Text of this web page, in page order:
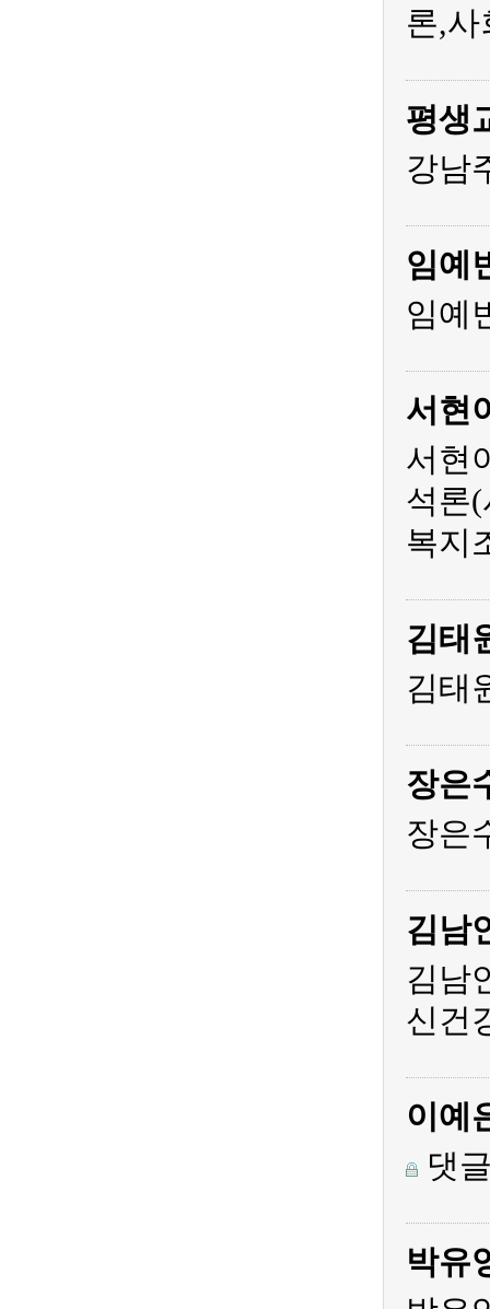
론,사
평생
강남
임예
임예
서현
서현
석론
복지
김태
김태
장은
장은
김남
김남
신건
이예
댓
박유